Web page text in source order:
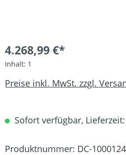
4.268,99 €*
Inhalt: 1
Preise inkl. MwSt. zzgl.
Sofort verfügbar, Lieferzeit:
Produktnummer: DC-